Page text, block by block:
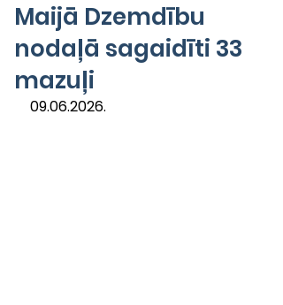
Maijā Dzemdību
nodaļā sagaidīti 33
mazuļi
09.06.2026.